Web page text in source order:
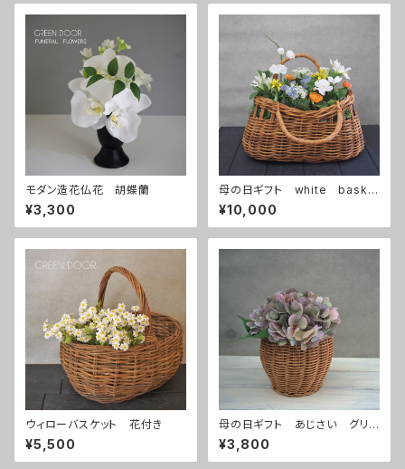
モダン造花仏花 胡蝶蘭
¥3,300
母の日ギフト white baske
t
¥10,000
ウィローバスケット 花付き
¥5,500
母の日ギフト あじさい グリ
ーンピンク
¥3,800